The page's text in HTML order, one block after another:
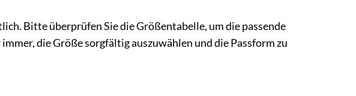
Bitte überprüfen Sie die Größentabelle, um die passende
die Größe sorgfältig auszuwählen und die Passform zu